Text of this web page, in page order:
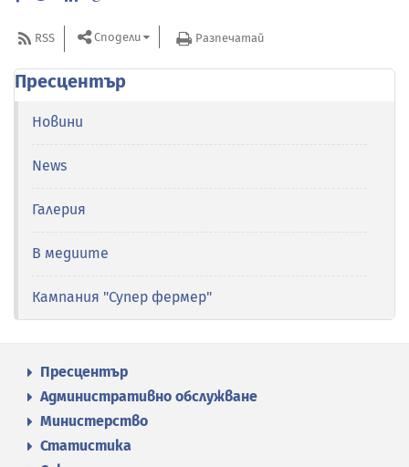
RSS Сподели Разпечатай
Пресцентър
Новини
News
Галерия
В медиите
Кампания "Супер фермер"
Пресцентър
Административно обслужване
Министерство
Статистика